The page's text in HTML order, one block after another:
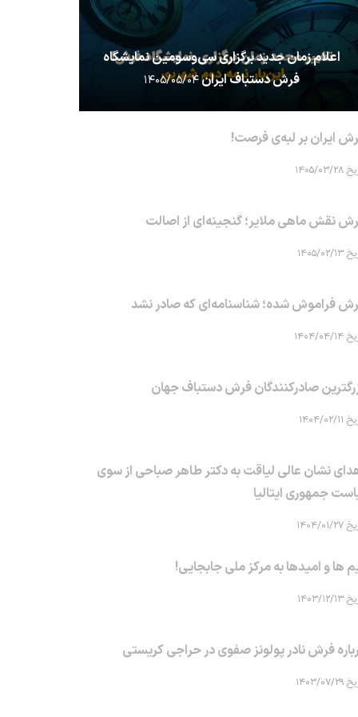
اعلام زمان جدید برگزاری سی‌وسومین نمایشگاه
فرش دستباف ایران۱۴۰۵/۰۵/۰۴
ایران بر لبه‌ی فرصت!
۰۳/۲۸
نقش ماهی‌ ملایر؛ گنجینه‌ای از اصالت
۰۲/۱۳
فراموش شده؛ شناسنامه‌ای که صادر نشد
۰۴/۱۴
صادرکنندگان فرش دستباف جهان
۰۲/۱۱
نشان عالی لیاقت به دکتر طاهر صباحی از سوی
جمهوری ایتالیا
۰۱/۲۷
ها و امیدها به مرکز ملی جابجایی!
۱۲/۱۳
فرش نادر پولونز صفوی در حراجی کریستی
۰۷/۲۹